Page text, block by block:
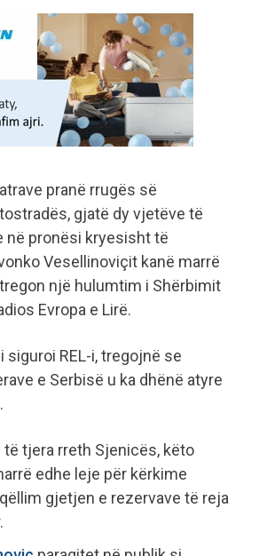
pranë rrugës së
gjatë dy vjetëve të
në pronësi kryesisht të
Vesellinoviçit kanë marrë
një hulumtim i Shërbimit
Evropa e Lirë.
siguroi REL-i, tregojnë se
e Serbisë u ka dhënë atyre
të tjera rreth Sjenicës, këto
edhe leje për kërkime
gjetjen e rezervave të reja